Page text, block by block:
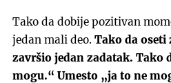
Tako da dobije pozitivan
jedan mali deo. Tako da oseti
završio jedan zadatak. Tako
mogu.“ Umesto „ja to ne